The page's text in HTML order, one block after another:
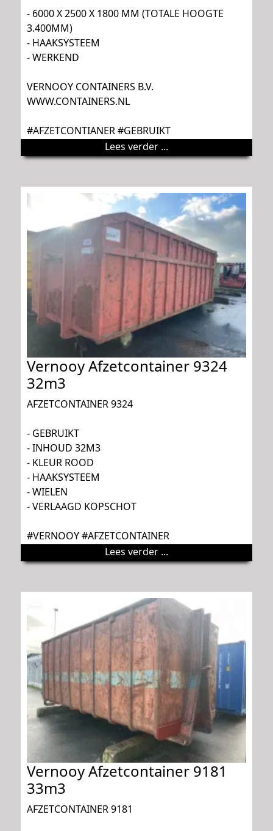
- 6000 X 2500 X 1800 MM (TOTALE HOOGTE
3.400MM)
- HAAKSYSTEEM
- WERKEND
VERNOOY CONTAINERS B.V.
WWW.CONTAINERS.NL
#AFZETCONTIANER #GEBRUIKT
Lees verder ...
Vernooy Afzetcontainer 9324
32m3
AFZETCONTAINER 9324
- GEBRUIKT
- INHOUD 32M3
- KLEUR ROOD
- HAAKSYSTEEM
- WIELEN
- VERLAAGD KOPSCHOT
#VERNOOY #AFZETCONTAINER
Lees verder ...
Vernooy Afzetcontainer 9181
33m3
AFZETCONTAINER 9181